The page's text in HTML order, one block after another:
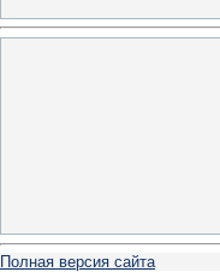
Полная версия сайта